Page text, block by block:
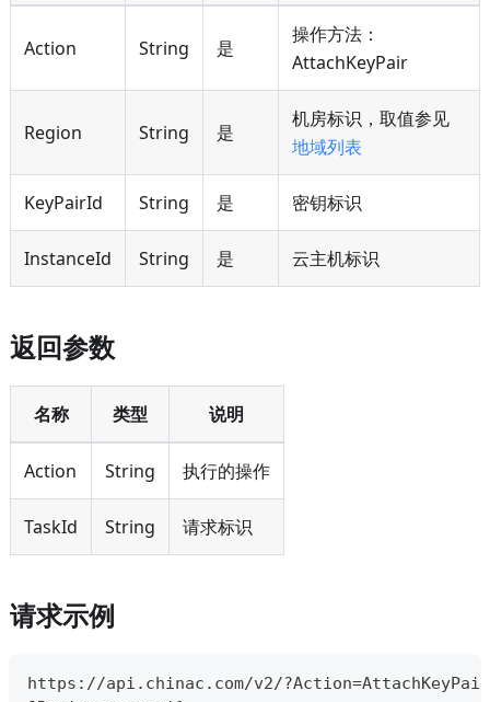
Action String 是
操作方法：
AttachKeyPair
Region String 是
机房标识，取值参见
地域列表
KeyPairId String 是 密钥标识
InstanceId String 是 云主机标识
返回参数
名称 类型 说明
Action String 执行的操作
TaskId String 请求标识
请求示例
https://api.chinac.com/v2/?Action=AttachKeyPair